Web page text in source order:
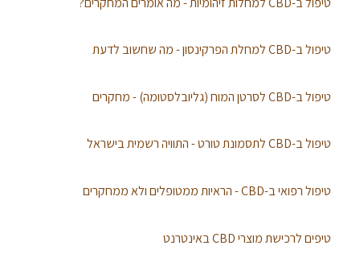
טיפול ב-CBD למחלת הפרקינסון - מה שחשוב לדעת
טיפול ב-CBD לסרטן המוח (גליובלסטומה) - מחקרים
טיפול ב-CBD לתסמונת טורט - התוויה רשמית בישראל
טיפול רפואי ב-CBD - הראיות ממטופלים ולא ממחקרים
טיפים לרכישת מוצרי CBD באינטרנט